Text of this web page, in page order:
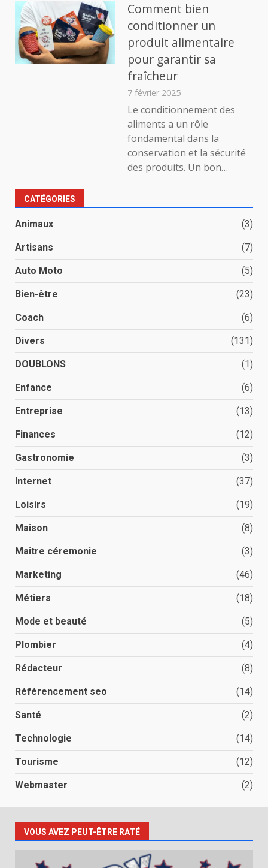
Comment bien
conditionner un
produit alimentaire
pour garantir sa
fraîcheur
7 février 2025
Le conditionnement des
aliments a un rôle
fondamental dans la
conservation et la sécurité
des produits. Un bon…
CATÉGORIES
Animaux (3)
Artisans (7)
Auto Moto (5)
Bien-être (23)
Coach (6)
Divers (131)
DOUBLONS (1)
Enfance (6)
Entreprise (13)
Finances (12)
Gastronomie (3)
Internet (37)
Loisirs (19)
Maison (8)
Maitre céremonie (3)
Marketing (46)
Métiers (18)
Mode et beauté (5)
Plombier (4)
Rédacteur (8)
Référencement seo (14)
Santé (2)
Technologie (14)
Tourisme (12)
Webmaster (2)
VOUS AVEZ PEUT-ÊTRE RATÉ